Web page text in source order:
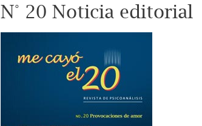
N° 20 Noticia editorial